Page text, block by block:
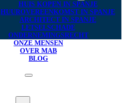
HUIS KOPEN IN SPANJE
HUUROVEREENKOMST IN SPANJE
ARCHITECT IN SPANJE
LETSELSCHADE
ONDERNEMINGSRECHT
ONZE MENSEN
OVER MAB
BLOG